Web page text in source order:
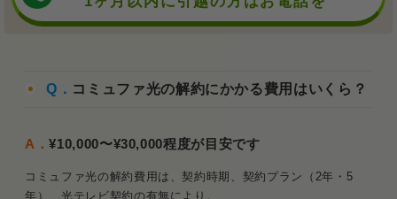
Q． コミュファ光の解約にかかる費用はいくら？
A．¥10,000〜¥30,000程度が目安です
コミュファ光の解約費用は、契約時期、契約プラン（2年・5
年）、光テレビ契約の有無により。